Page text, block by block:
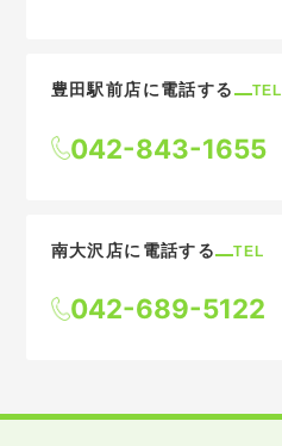
豊田駅前店に電話する TEL
042-843-1655
南大沢店に電話する TEL
042-689-5122